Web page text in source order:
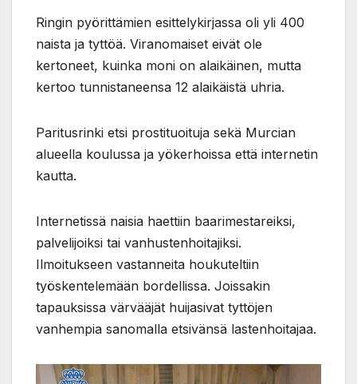
Ringin pyörittämien esittelykirjassa oli yli 400
naista ja tyttöä. Viranomaiset eivät ole
kertoneet, kuinka moni on alaikäinen, mutta
kertoo tunnistaneensa 12 alaikäistä uhria.
Paritusrinki etsi prostituoituja sekä Murcian
alueella koulussa ja yökerhoissa että internetin
kautta.
Internetissä naisia haettiin baarimestareiksi,
palvelijoiksi tai vanhustenhoitajiksi.
Ilmoitukseen vastanneita houkuteltiin
työskentelemään bordellissa. Joissakin
tapauksissa värvääjät huijasivat tyttöjen
vanhempia sanomalla etsivänsä lastenhoitajaa.